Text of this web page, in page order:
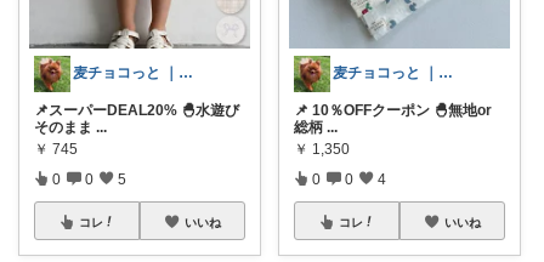
麦チョコっと ｜ キッズ＆ベビー 夏
📌スーパーDEAL20% 🐣水遊び
そのまま ...
￥ 745
0 0 5
コレ いいね
麦チョコっと ｜ キッズ＆ベビー 夏
📌 10％OFFクーポン 🐣無地or
総柄 ...
￥ 1,350
0 0 4
コレ いいね